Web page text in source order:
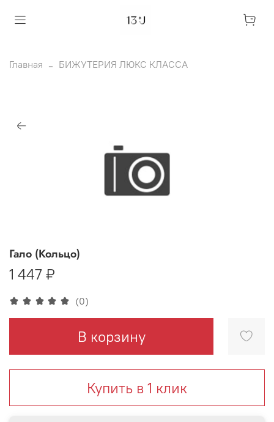
Главная БИЖУТЕРИЯ ЛЮКС КЛАССА
(0)
Гало (Кольцо)
1 447 ₽
В корзину
Купить в 1 клик